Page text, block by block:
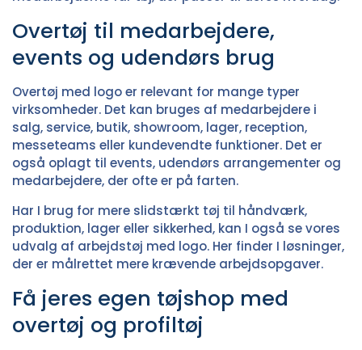
Overtøj til medarbejdere,
events og udendørs brug
Overtøj med logo er relevant for mange typer
virksomheder. Det kan bruges af medarbejdere i
salg, service, butik, showroom, lager, reception,
messeteams eller kundevendte funktioner. Det er
også oplagt til events, udendørs arrangementer og
medarbejdere, der ofte er på farten.
Har I brug for mere slidstærkt tøj til håndværk,
produktion, lager eller sikkerhed, kan I også se vores
udvalg af arbejdstøj med logo. Her finder I løsninger,
der er målrettet mere krævende arbejdsopgaver.
Få jeres egen tøjshop med
overtøj og profiltøj